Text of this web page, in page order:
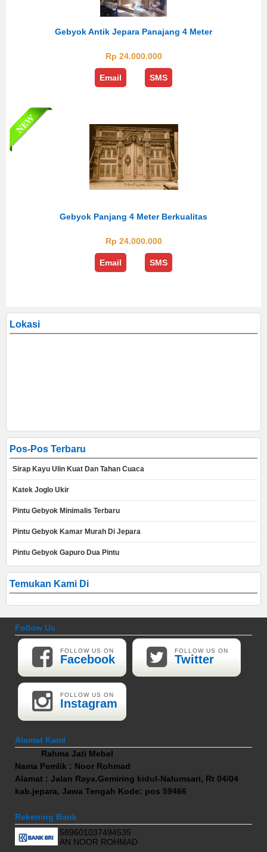
Gebyok Antik Jepara Panajang 4 Meter
Rp 24.000.000
Email SMS
Gebyok Panjang 4 Meter Berkualitas
Rp 24.000.000
Email SMS
Lokasi
Pos-Pos Terbaru
Sirap Kayu Ulin Kuat Dan Tahan Cuaca
Katek Joglo Ukir
Pintu Gebyok Minimalis Terbaru
Pintu Gebyok Kamar Murah Di Jepara
Pintu Gebyok Gapuro Dua Pintu
Temukan Kami Di
Follow Us
FOLLOW US ON
Facebook
FOLLOW US ON
Twitter
FOLLOW US ON
Instagram
Alamat Kami
Rahma Jati Mebel
Nama Pemlik : Noor Rohmad
Alamat : Jalan Raya.Gemiring kidul-Nalumsari, Rt 04/04
kab.jepara, Jawa Tengah Kode: pos 59466
Rekening Bank
589601037494535
AN.NOOR ROHMAD